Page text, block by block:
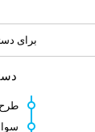
برای
طرح